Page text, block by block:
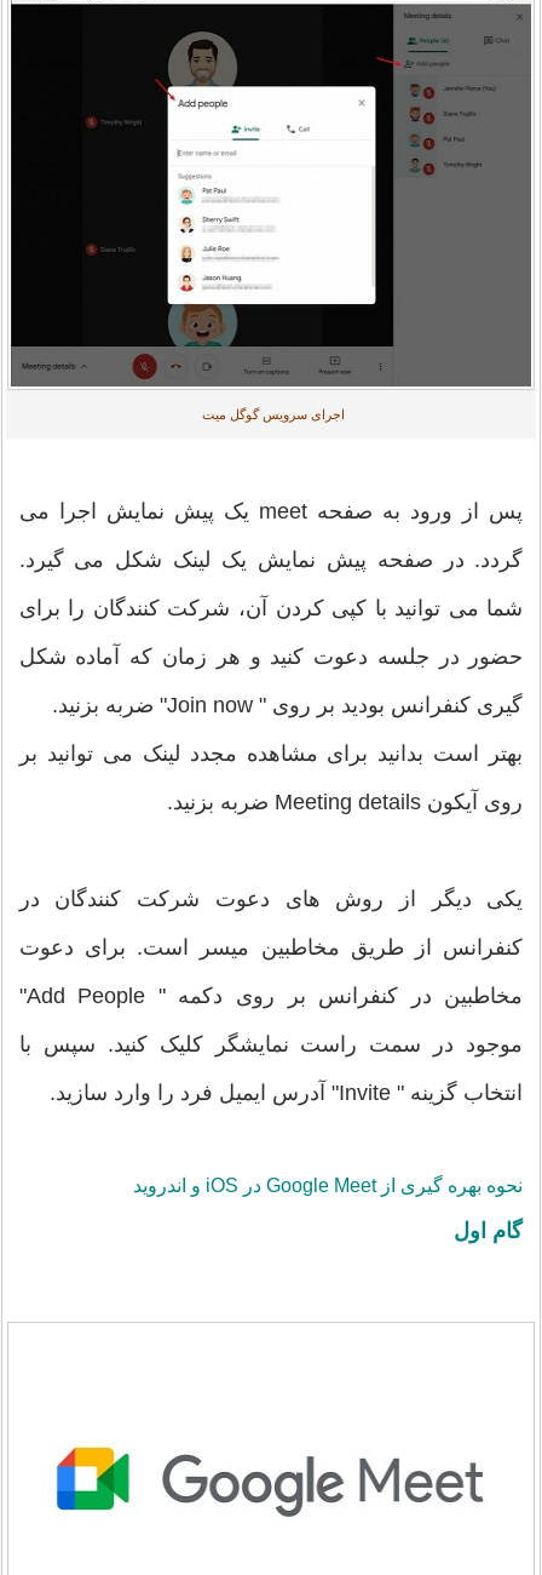
اجرای سرویس گوگل میت
پس از ورود به صفحه meet یک پیش نمایش اجرا می
گردد. در صفحه پیش نمایش یک لینک شکل می گیرد.
شما می توانید با کپی کردن آن، شرکت کنندگان را برای
حضور در جلسه دعوت کنید و هر زمان که آماده شکل
گیری کنفرانس بودید بر روی " Join now" ضربه بزنید.
بهتر است بدانید برای مشاهده مجدد لینک می توانید بر
روی آیکون Meeting details ضربه بزنید.
یکی دیگر از روش های دعوت شرکت کنندگان در
کنفرانس از طریق مخاطبین میسر است. برای دعوت
مخاطبین در کنفرانس بر روی دکمه " Add People"
موجود در سمت راست نمایشگر کلیک کنید. سپس با
انتخاب گزینه " Invite" آدرس ایمیل فرد را وارد سازید.
نحوه بهره گیری از Google Meet در iOS و اندروید
گام اول